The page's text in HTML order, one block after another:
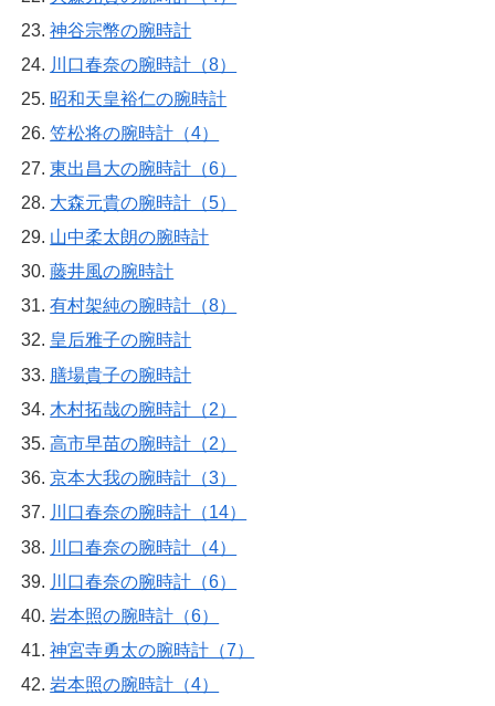
神谷宗幣の腕時計
川口春奈の腕時計（8）
昭和天皇裕仁の腕時計
笠松将の腕時計（4）
東出昌大の腕時計（6）
大森元貴の腕時計（5）
山中柔太朗の腕時計
藤井風の腕時計
有村架純の腕時計（8）
皇后雅子の腕時計
膳場貴子の腕時計
木村拓哉の腕時計（2）
高市早苗の腕時計（2）
京本大我の腕時計（3）
川口春奈の腕時計（14）
川口春奈の腕時計（4）
川口春奈の腕時計（6）
岩本照の腕時計（6）
神宮寺勇太の腕時計（7）
岩本照の腕時計（4）